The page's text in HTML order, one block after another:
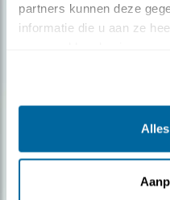
partners kunnen deze
informatie die u aan ze
Ontvang 5 x